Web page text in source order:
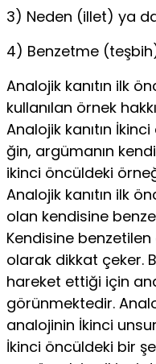
3) Neden (illet) ya
4) Benzetme
Analojik kanıtın ilk
kullanılan örnek
Analojik kanıtın
ğin, argümanın
ikinci öncül­deki
Analojik kanıtın ilk
olan kendisine
Kendisine
olarak dikkat çeker.
hareket ettiği için
görünmektedir.
analojinin İkinci
İkinci öncüldeki bir